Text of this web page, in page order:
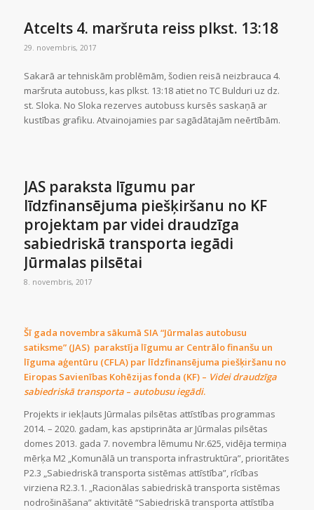
Atcelts 4. maršruta reiss plkst. 13:18
29. novembris, 2017
Sakarā ar tehniskām problēmām, šodien reisā neizbrauca 4.
maršruta autobuss, kas plkst. 13:18 atiet no TC Bulduri uz dz.
st. Sloka. No Sloka rezerves autobuss kursēs saskaņā ar
kustības grafiku. Atvainojamies par sagādātajām neērtībām.
JAS paraksta līgumu par
līdzfinansējuma piešķiršanu no KF
projektam par videi draudzīga
sabiedriskā transporta iegādi
Jūrmalas pilsētai
8. novembris, 2017
Šī gada novembra sākumā SIA “Jūrmalas autobusu
satiksme” (JAS) parakstīja līgumu ar Centrālo finanšu un
līguma aģentūru (CFLA) par līdzfinansējuma piešķiršanu no
Eiropas Savienības Kohēzijas fonda (KF) – Videi draudzīga
sabiedriskā transporta– autobusu iegādi.
Projekts ir iekļauts Jūrmalas pilsētas attīstības programmas
2014. – 2020. gadam, kas apstiprināta ar Jūrmalas pilsētas
domes 2013. gada 7. novembra lēmumu Nr.625, vidēja termiņa
mērķa M2 „Komunālā un transporta infrastruktūra”, prioritātes
P2.3 „Sabiedriskā transporta sistēmas attīstība”, rīcības
virziena R2.3.1. „Racionālas sabiedriskā transporta sistēmas
nodrošināšana” aktivitātē “Sabiedriskā transporta attīstība